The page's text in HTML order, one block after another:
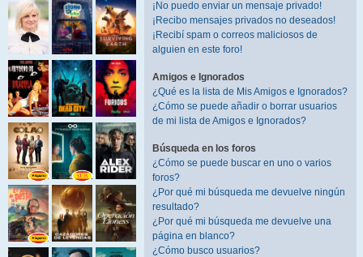
¡No puedo enviar un mensaje privado!
¡Recibo mensajes privados no deseados!
¡Recibí spam o correos maliciosos de
alguien en este foro!
Amigos e Ignorados
¿Qué es la lista de Mis Amigos e Ignorados?
¿Cómo se puede añadir o borrar usuarios
de mi lista de Amigos e Ignorados?
Búsqueda en los foros
¿Cómo se puede buscar en uno o varios
foros?
¿Por qué mi búsqueda me devuelve ningún
resultado?
¿Por qué mi búsqueda me devuelve una
página en blanco?
¿Cómo busco usuarios?